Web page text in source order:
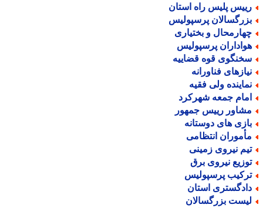
پلیس راه استان
پرسپولیس
و بختیاری
پرسپولیس
قوه قضاییه
فناورانه
ولی فقیه
جمعه شهرکرد
رییس جمهور
های دوستانه
انتظامی
نیروی زمینی
نیروی برق
پرسپولیس
استان
بزرگسالان